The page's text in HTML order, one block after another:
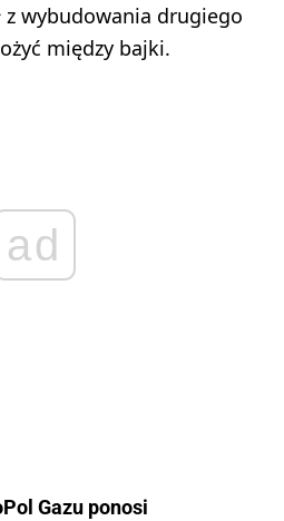
z wybudowania drugiego
między bajki.
ad
Gazu ponosi